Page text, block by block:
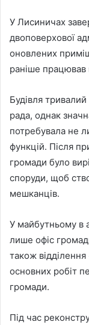
У Лисиничах
двоповерхової
оновлених
раніше працював
Будівля
рада, однак
потребувала не
функцій. Після
громади було
споруди, щоб
мешканців.
У майбутньому в
лише офіс
також
основних робіт
громади.
Під час